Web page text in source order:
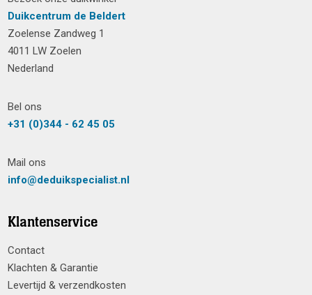
Duikcentrum de Beldert
Zoelense Zandweg 1
4011 LW Zoelen
Nederland
Bel ons
+31 (0)344 - 62 45 05
Mail ons
info@deduikspecialist.nl
Klantenservice
Contact
Klachten & Garantie
Levertijd & verzendkosten